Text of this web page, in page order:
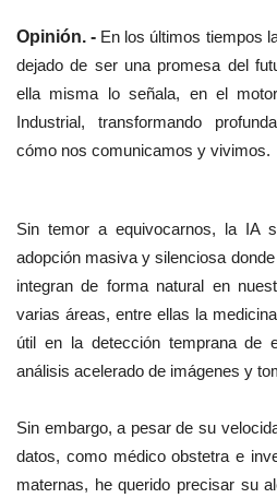
Opinión. - En los últimos tiempos
dejado de ser una promesa del
ella misma lo señala, en el
Industrial, transformando
cómo nos comunicamos y vivimos.
Sin temor a equivocarnos, la IA
adopción masiva y silenciosa
integran de forma natural en
varias áreas, entre ellas la
útil en la detección temprana de
análisis acelerado de imágenes y
Sin embargo, a pesar de su
datos, como médico obstetra e
maternas, he querido precisar su